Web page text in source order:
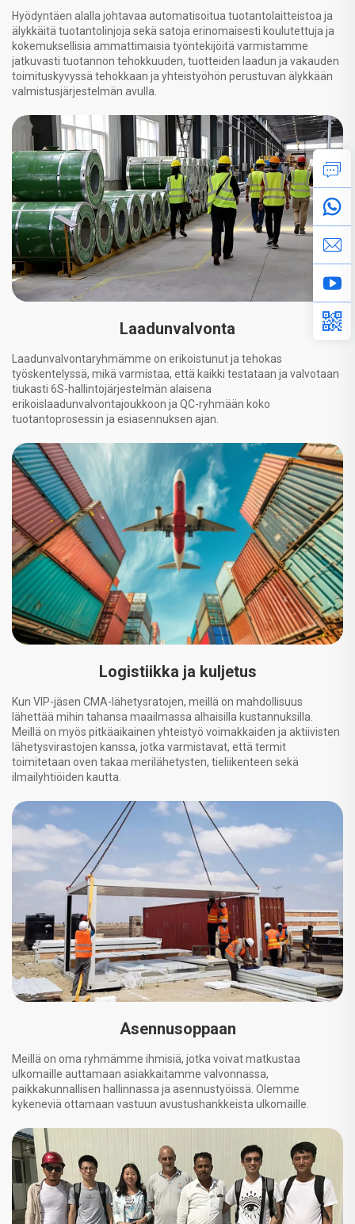
Hyödyntäen alalla johtavaa automatisoitua tuotantolaitteistoa ja
älykkäitä tuotantolinjoja sekä satoja erinomaisesti koulutettuja ja
kokemuksellisia ammattimaisia työntekijöitä varmistamme
jatkuvasti tuotannon tehokkuuden, tuotteiden laadun ja vakauden
toimituskyvyssä tehokkaan ja yhteistyöhön perustuvan älykkään
valmistusjärjestelmän avulla.
Laadunvalvonta
Laadunvalvontaryhmämme on erikoistunut ja tehokas
työskentelyssä, mikä varmistaa, että kaikki testataan ja valvotaan
tiukasti 6S-hallintojärjestelmän alaisena
erikoislaadunvalvontajoukkoon ja QC-ryhmään koko
tuotantoprosessin ja esiasennuksen ajan.
Logistiikka ja kuljetus
Kun VIP-jäsen CMA-lähetysratojen, meillä on mahdollisuus
lähettää mihin tahansa maailmassa alhaisilla kustannuksilla.
Meillä on myös pitkäaikainen yhteistyö voimakkaiden ja aktiivisten
lähetysvirastojen kanssa, jotka varmistavat, että termit
toimitetaan oven takaa merilähetysten, tieliikenteen sekä
ilmailyhtiöiden kautta.
Asennusoppaan
Meillä on oma ryhmämme ihmisiä, jotka voivat matkustaa
ulkomaille auttamaan asiakkaitamme valvonnassa,
paikkakunnallisen hallinnassa ja asennustyöissä. Olemme
kykeneviä ottamaan vastuun avustushankkeista ulkomaille.